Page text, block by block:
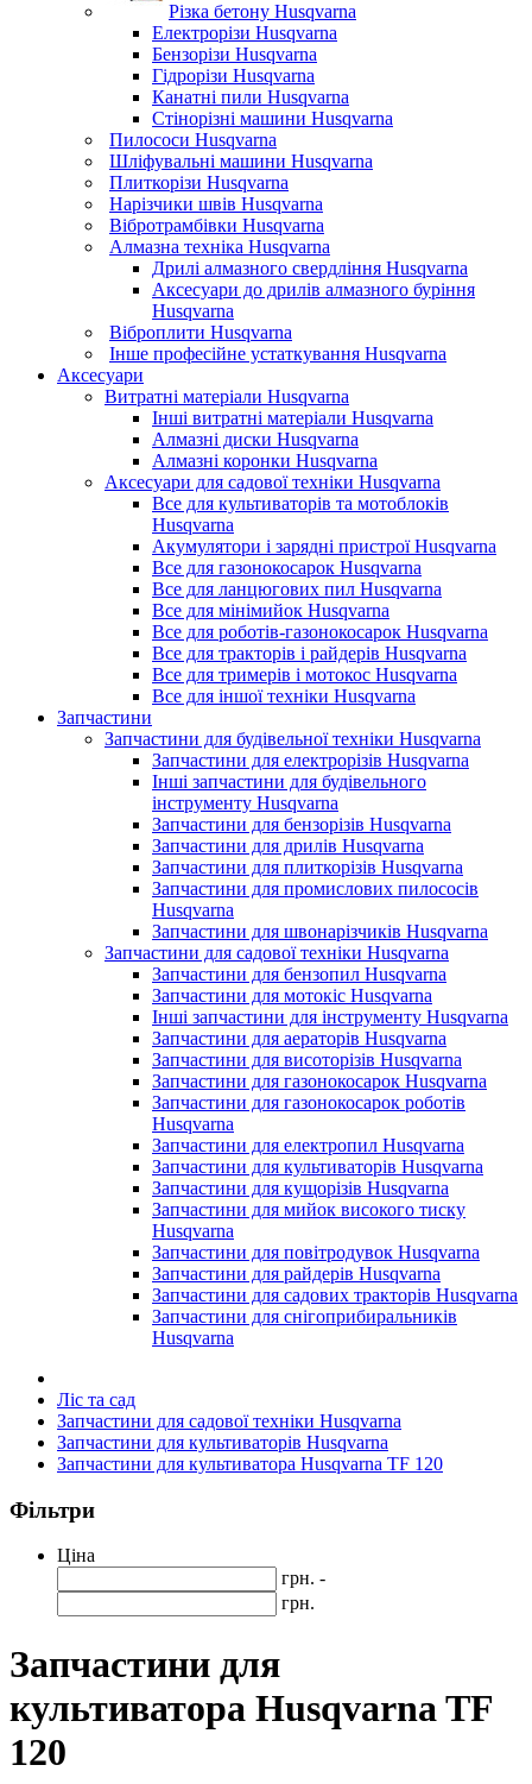
Різка бетону Husqvarna
Електрорізи Husqvarna
Бензорізи Husqvarna
Гідрорізи Husqvarna
Канатні пили Husqvarna
Стінорізні машини Husqvarna
Пилососи Husqvarna
Шліфувальні машини Husqvarna
Плиткорізи Husqvarna
Нарізчики швів Husqvarna
Вібротрамбівки Husqvarna
Алмазна техніка Husqvarna
Дрилі алмазного свердління Husqvarna
Аксесуари до дрилів алмазного буріння
Husqvarna
Віброплити Husqvarna
Інше професійне устаткування Husqvarna
Аксесуари
Витратні матеріали Husqvarna
Інші витратні матеріали Husqvarna
Алмазні диски Husqvarna
Алмазні коронки Husqvarna
Аксесуари для садової техніки Husqvarna
Все для культиваторів та мотоблоків
Husqvarna
Акумулятори і зарядні пристрої Husqvarna
Все для газонокосарок Husqvarna
Все для ланцюгових пил Husqvarna
Все для мінімийок Husqvarna
Все для роботів-газонокосарок Husqvarna
Все для тракторів і райдерів Husqvarna
Все для тримерів і мотокос Husqvarna
Все для іншої техніки Husqvarna
Запчастини
Запчастини для будівельної техніки Husqvarna
Запчастини для електрорізів Husqvarna
Інші запчастини для будівельного
інструменту Husqvarna
Запчастини для бензорізів Husqvarna
Запчастини для дрилів Husqvarna
Запчастини для плиткорізів Husqvarna
Запчастини для промислових пилососів
Husqvarna
Запчастини для швонарізчиків Husqvarna
Запчастини для садової техніки Husqvarna
Запчастини для бензопил Husqvarna
Запчастини для мотокіс Husqvarna
Інші запчастини для інструменту Husqvarna
Запчастини для аераторів Husqvarna
Запчастини для висоторізів Husqvarna
Запчастини для газонокосарок Husqvarna
Запчастини для газонокосарок роботів
Husqvarna
Запчастини для електропил Husqvarna
Запчастини для культиваторів Husqvarna
Запчастини для кущорізів Husqvarna
Запчастини для мийок високого тиску
Husqvarna
Запчастини для повітродувок Husqvarna
Запчастини для райдерів Husqvarna
Запчастини для садових тракторів Husqvarna
Запчастини для снігоприбиральників
Husqvarna
Ліс та сад
Запчастини для садової техніки Husqvarna
Запчастини для культиваторів Husqvarna
Запчастини для культиватора Husqvarna TF 120
Фільтри
Ціна
грн. -
грн.
Запчастини для
культиватора Husqvarna TF
120